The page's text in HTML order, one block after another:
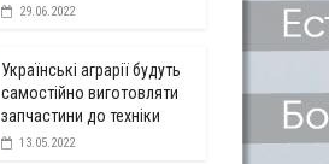
29.06.2022
Українські аграрії будуть
самостійно виготовляти
запчастини до техніки
13.05.2022